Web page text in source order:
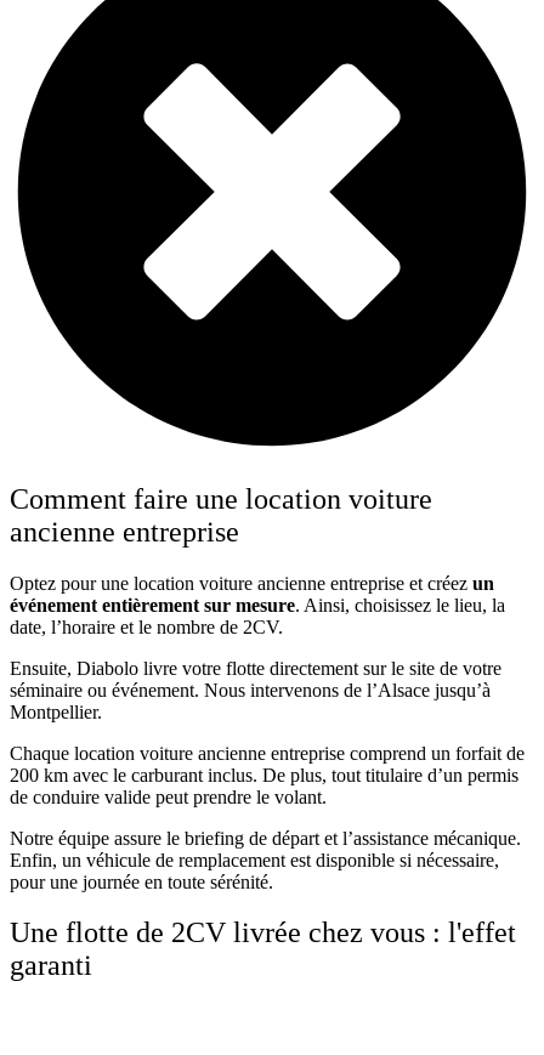
Comment faire une location voiture
ancienne entreprise
Optez pour une location voiture ancienne entreprise et créez un
événement entièrement sur mesure. Ainsi, choisissez le lieu, la
date, l’horaire et le nombre de 2CV.
Ensuite, Diabolo livre votre flotte directement sur le site de votre
séminaire ou événement. Nous intervenons de l’Alsace jusqu’à
Montpellier.
Chaque location voiture ancienne entreprise comprend un forfait de
200 km avec le carburant inclus. De plus, tout titulaire d’un permis
de conduire valide peut prendre le volant.
Notre équipe assure le briefing de départ et l’assistance mécanique.
Enfin, un véhicule de remplacement est disponible si nécessaire,
pour une journée en toute sérénité.
Une flotte de 2CV livrée chez vous : l'effet
garanti